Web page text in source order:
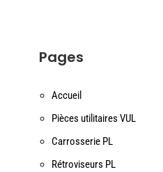
Pages
Accueil
Pièces utilitaires VUL
Carrosserie PL
Rétroviseurs PL